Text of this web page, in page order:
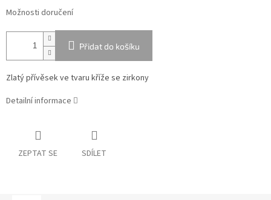
Možnosti doručení
Přidat do košíku
Zlatý přívěsek ve tvaru kříže se zirkony
Detailní informace
ZEPTAT SE SDÍLET